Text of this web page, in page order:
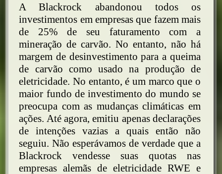
A Blackrock abandonou todos os
investimentos em empresas que fazem mais
de 25% de seu faturamento com a
mineração de carvão. No entanto, não há
margem de desinvestimento para a queima
de carvão como usado na produção de
eletricidade. No entanto, é um marco que o
maior fundo de investimento do mundo se
preocupa com as mudanças climáticas em
ações. Até agora, emitiu apenas declarações
de intenções vazias a quais então não
seguiu. Não esperávamos de verdade que a
Blackrock vendesse suas quotas nas
empresas alemãs de eletricidade RWE e